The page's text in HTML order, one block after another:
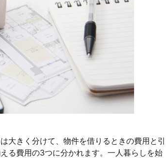
大きく分けて、物件を借りるときの費用と引
る費用の3つに分かれます。一人暮らしを始